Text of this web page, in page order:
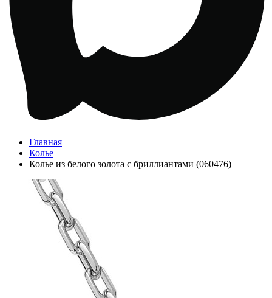
Главная
Колье
Колье из белого золота с бриллиантами (060476)